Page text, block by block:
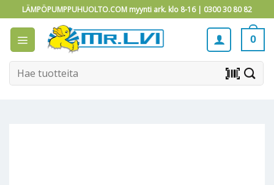
to
content
LÄMPÖPUMPPUHUOLTO.COM myynti ark. klo 8-16 | 0300 30 80 82
0
Etsi: barcode_scanner